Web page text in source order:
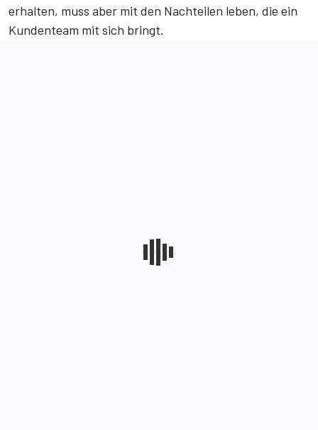
erhalten, muss aber mit den Nachteilen leben, die ein
Kundenteam mit sich bringt.